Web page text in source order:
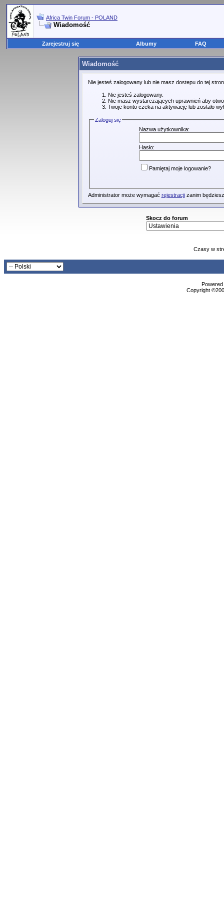
Africa Twin Forum - POLAND
Wiadomość
Zarejestruj się Albumy FAQ
Wiadomość
Nie jesteś zalogowany lub nie masz dostepu do tej
Nie jesteś zalogowany.
Nie masz wystarczających uprawnień aby
Twoje konto czeka na aktywację lub zostało
Zaloguj się
Nazwa użytkownika:
Hasło:
Pamiętaj moje logowanie?
Administrator może wymagać rejestracjizanim
Skocz do forum
Czasy w
Copyright